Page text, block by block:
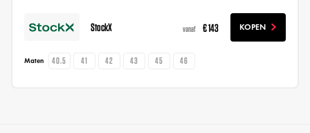
StockX vanaf € 143 KOPEN
Maten 40.5 41 42 43 45 46